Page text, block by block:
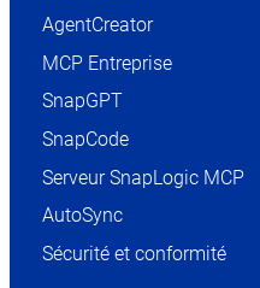
AgentCreator
MCP Entreprise
SnapGPT
SnapCode
Serveur SnapLogic MCP
AutoSync
Sécurité et conformité